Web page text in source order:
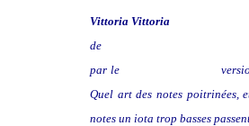
Vittoria Vittoria
de
par le
Quel art des notes poitrinées,
notes un iota trop basses